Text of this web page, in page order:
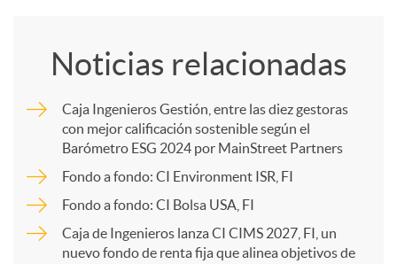
d
s
m
a
Noticias relacionadas
Caja Ingenieros Gestión, entre las diez gestoras
con mejor calificación sostenible según el
Barómetro ESG 2024 por MainStreet Partners
Fondo a fondo: CI Environment ISR, FI
Fondo a fondo: CI Bolsa USA, FI
Caja de Ingenieros lanza CI CIMS 2027, FI, un
nuevo fondo de renta fija que alinea objetivos de